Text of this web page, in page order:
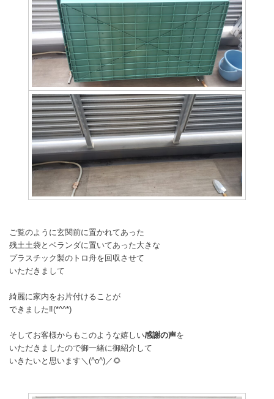
ご覧のように玄関前に置かれてあった
残土土袋とベランダに置いてあった大きな
プラスチック製のトロ舟を回収させて
いただきまして
綺麗に家内をお片付けることが
できました‼️(*^^*)
そしてお客様からもこのような嬉しい感謝の声を
いただきましたので御一緒に御紹介して
いきたいと思います＼(^o^)／🌻